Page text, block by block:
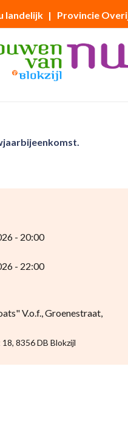
landelijk | Provincie
- 20:00
- 22:00
V.o.f., Groenestraat,
8356 DB Blokzijl